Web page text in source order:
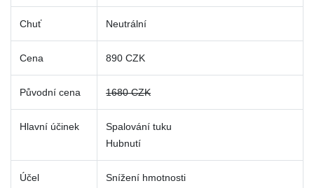
Chuť Neutrální
Cena 890 CZK
Původní cena 1680 CZK
Hlavní účinek
Spalování tuku
Hubnutí
Účel
Snížení hmotnosti